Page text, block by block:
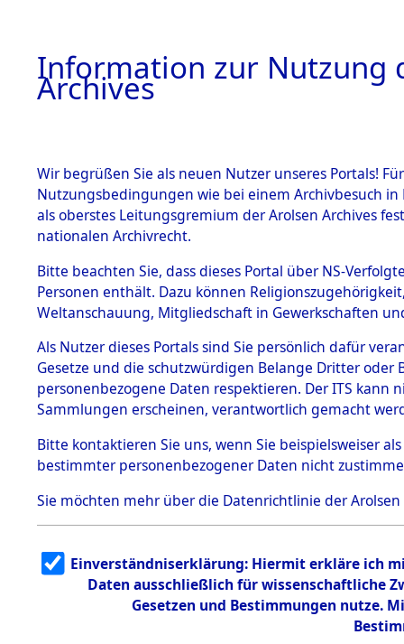
BESTÄNDE
1.
Inhaftierungsdoku
mente
1.2.9 Beim ITS
Effekten
1.2.9.1
Effekten aus
dem KZ
Dachau
1.2.9.2
Effekten aus
dem KZ
Bayerisches
1.2.9.3
Effekten aus
dem KZ
Neuengamm
0004
Einen Kommentar
Information zur Nutzung
Archives
Wir begrüßen Sie als neuen Nutzer unseres Portals!
Nutzungsbedingungen wie bei einem Archivbesuch
als oberstes Leitungsgremium der Arolsen Archives
nationalen Archivrecht.
Bitte beachten Sie, dass dieses Portal über NS-
Personen enthält. Dazu können
Weltanschauung, Mitgliedschaft in Gewerkschaften
Als Nutzer dieses Portals sind Sie persönlich dafür
Gesetze und die schutzwürdigen Belange Dritter
personenbezogene Daten respektieren. Der ITS
Sammlungen erscheinen, verantwortlich gemacht
Bitte kontaktieren Sie uns, wenn Sie beispielsweiser
bestimmter personenbezogener Daten nicht
Sie möchten mehr über die Datenrichtlinie der Arolsen
Einverständniserklärung: Hiermit erkläre ich
Daten ausschließlich für wissenschaftliche
Gesetzen und Bestimmungen nutze.